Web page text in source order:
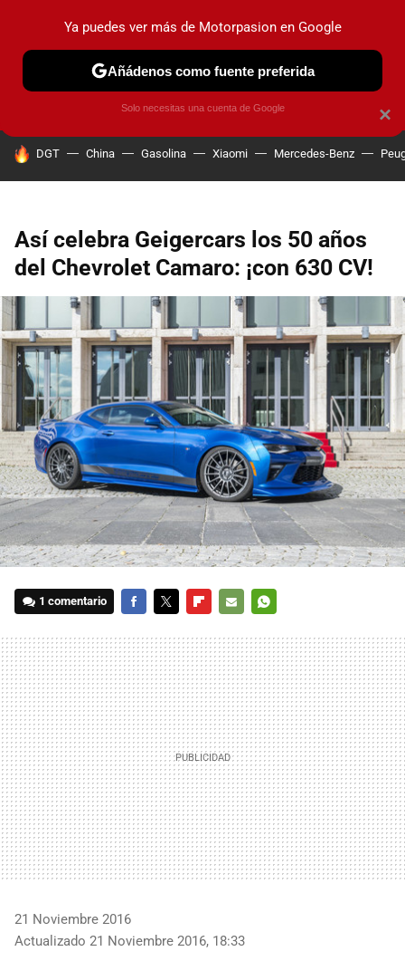
PRUEBAS COCHES ELÉCTRICOS OBSERVATORIO
HOY SE HABLA DE
DGT China Gasolina Xiaomi Mercedes-Benz
Así celebra Geigercars los 50 años
del Chevrolet Camaro: ¡con 630 CV!
1 comentario
MAIL
21 Noviembre 2016
Actualizado 21 Noviembre 2016, 18:33
×
Ya puedes ver más de Motorpasion en Google
Añádenos como fuente preferida
Solo necesitas una cuenta de Google